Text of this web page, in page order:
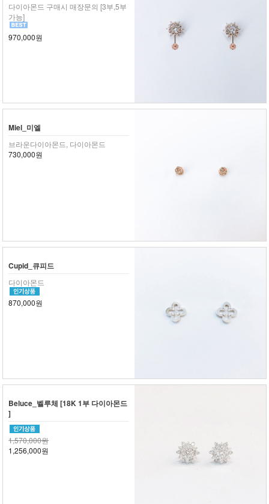
다이아몬드 구매시 매장문의 [3부,5부
가능]
970,000원
Miel_미엘
브라운다이아몬드, 다이아몬드
730,000원
Cupid_큐피드
다이아몬드
870,000원
Beluce_벨루체 [18K 1부 다이아몬드
]
1,570,000원
1,256,000원